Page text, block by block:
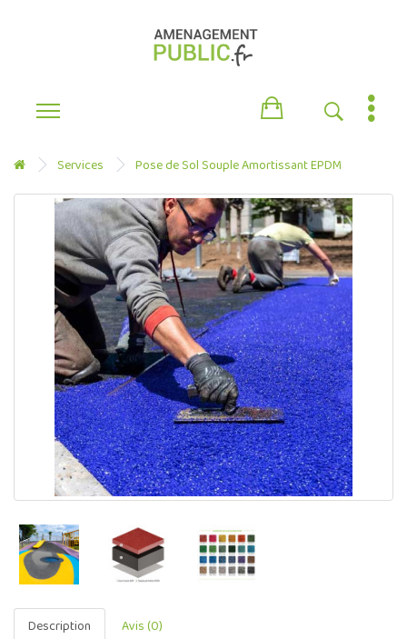
Services Pose de Sol Souple Amortissant EPDM
Description Avis (0)